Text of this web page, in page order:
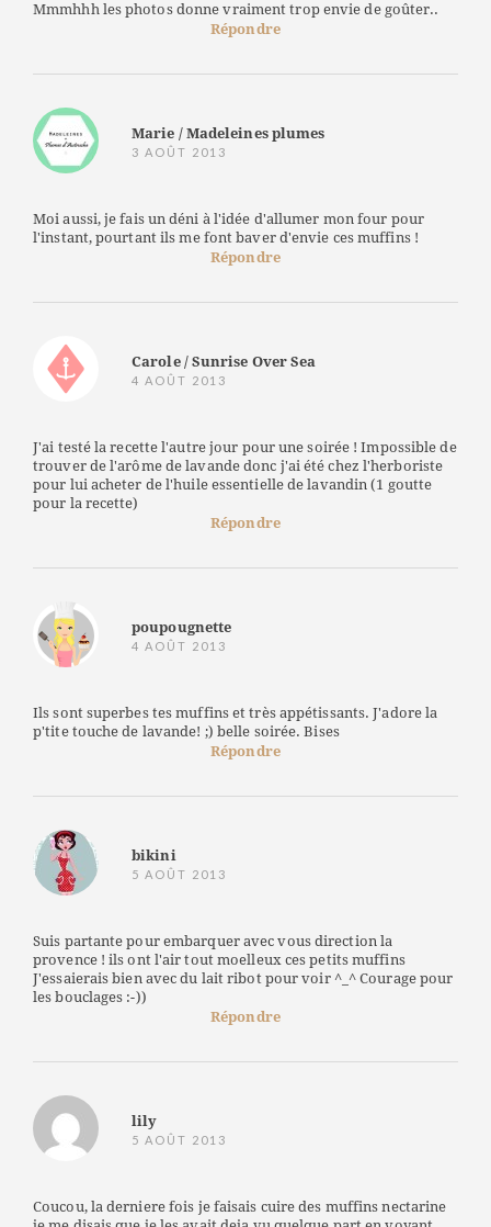
Mmmhhh les photos donne vraiment trop envie de goûter..
Répondre
Marie / Madeleines plumes
3 AOÛT 2013
Moi aussi, je fais un déni à l'idée d'allumer mon four pour
l'instant, pourtant ils me font baver d'envie ces muffins !
Répondre
Carole / Sunrise Over Sea
4 AOÛT 2013
J'ai testé la recette l'autre jour pour une soirée ! Impossible de
trouver de l'arôme de lavande donc j'ai été chez l'herboriste
pour lui acheter de l'huile essentielle de lavandin (1 goutte
pour la recette)
Répondre
poupougnette
4 AOÛT 2013
Ils sont superbes tes muffins et très appétissants. J'adore la
p'tite touche de lavande! ;) belle soirée. Bises
Répondre
bikini
5 AOÛT 2013
Suis partante pour embarquer avec vous direction la
provence ! ils ont l'air tout moelleux ces petits muffins
J'essaierais bien avec du lait ribot pour voir ^_^ Courage pour
les bouclages :-))
Répondre
lily
5 AOÛT 2013
Coucou, la derniere fois je faisais cuire des muffins nectarine